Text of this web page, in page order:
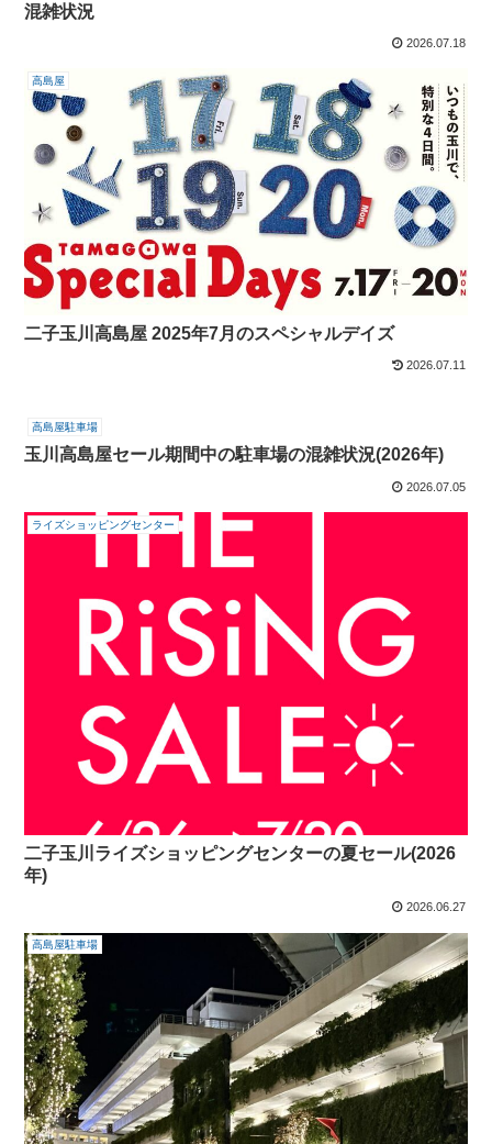
混雑状況
2026.07.18
高島屋
二子玉川高島屋 2025年7月のスペシャルデイズ
2026.07.11
高島屋駐車場
玉川高島屋セール期間中の駐車場の混雑状況(2026年)
2026.07.05
ライズショッピングセンター
二子玉川ライズショッピングセンターの夏セール(2026
年)
2026.06.27
高島屋駐車場